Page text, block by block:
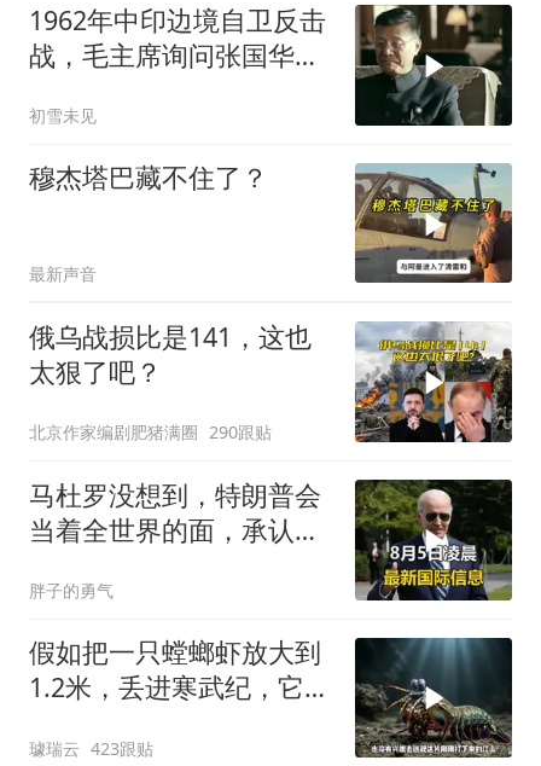
1962年中印边境自卫反击
战，毛主席询问张国华能
初雪未见
穆杰塔巴藏不住了？
最新声音
俄乌战损比是141，这也
太狠了吧？
北京作家编剧肥猪满圈 290跟贴
马杜罗没想到，特朗普会
当着全世界的面，承认一
胖子的勇气
假如把一只螳螂虾放大到
1.2米，丢进寒武纪，它能
璩瑞云 423跟贴